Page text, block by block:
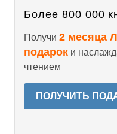
Более 800 000
Получи 2 месяца
подарок и
чтением
ПОЛУЧИТЬ